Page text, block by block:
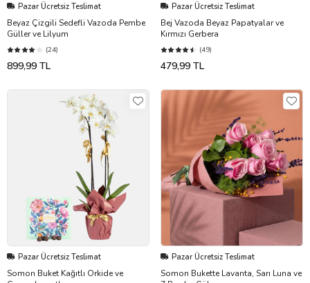
Pazar Ücretsiz Teslimat
Beyaz Çizgili Sedefli Vazoda Pembe
Güller ve Lilyum
(24)
899,99 TL
Pazar Ücretsiz Teslimat
Bej Vazoda Beyaz Papatyalar ve
Kırmızı Gerbera
(49)
479,99 TL
Pazar Ücretsiz Teslimat
Somon Buket Kağıtlı Orkide ve
Pazar Ücretsiz Teslimat
Somon Bukette Lavanta, Sarı Luna ve